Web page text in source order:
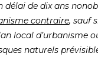
délai de dix ans
contraire, sauf
local d’urbanisme
naturels